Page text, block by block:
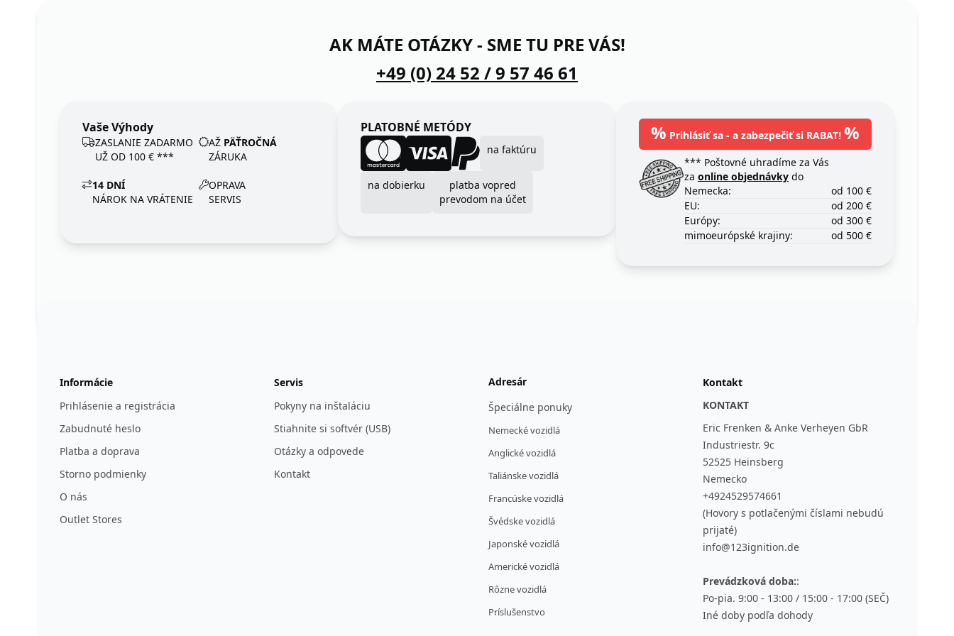
AK MÁTE OTÁZKY - SME TU PRE VÁS!
+49 (0) 24 52 / 9 57 46 61
Vaše Výhody
ZASLANIE ZADARMO
UŽ OD 100 € ***
AŽ PÄŤROČNÁ
ZÁRUKA
14 DNÍ
NÁROK NA VRÁTENIE
OPRAVA
SERVIS
PLATOBNÉ METÓDY
na faktúru
na dobierku
platba vopred
prevodom na účet
% Prihlásiť sa - a zabezpečiť si RABAT! %
*** Poštovné uhradíme za Vás
za online objednávky do
Nemecka:
od 100 €
EU:
od 200 €
Európy:
od 300 €
mimoeurópské krajiny:
od 500 €
Informácie
Prihlásenie a registrácia
Zabudnuté heslo
Platba a doprava
Storno podmienky
O nás
Outlet Stores
Servis
Pokyny na inštaláciu
Stiahnite si softvér (USB)
Otázky a odpovede
Kontakt
Adresár
Špeciálne ponuky
Nemecké vozidlá
Anglické vozidlá
Taliánske vozidlá
Francúske vozidlá
Švédske vozidlá
Japonské vozidlá
Americké vozidlá
Rôzne vozidlá
Príslušenstvo
Kontakt
KONTAKT
Eric Frenken & Anke Verheyen GbR
Industriestr. 9c
52525 Heinsberg
Nemecko
+4924529574661
(Hovory s potlačenými číslami nebudú
prijaté)
info@123ignition.de
Prevádzková doba::
Po-pia. 9:00 - 13:00 / 15:00 - 17:00 (SEČ)
Iné doby podľa dohody